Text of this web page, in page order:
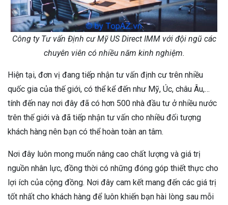
Công ty Tư vấn Định cư Mỹ US Direct IMM với đội ngũ các
chuyên viên có nhiều năm kinh nghiệm.
Hiện tại, đơn vị đang tiếp nhận tư vấn định cư trên nhiều
quốc gia của thế giới, có thể kể đến như Mỹ, Úc, châu Âu,…
tính đến nay nơi đây đã có hơn 500 nhà đầu tư ở nhiều nước
trên thế giới và đã tiếp nhận tư vấn cho nhiều đối tượng
khách hàng nên bạn có thể hoàn toàn an tâm.
Nơi đây luôn mong muốn nâng cao chất lượng và giá trị
nguồn nhân lực, đồng thời có những đóng góp thiết thực cho
lợi ích của cộng đồng. Nơi đây cam kết mang đến các giá trị
tốt nhất cho khách hàng để luôn khiến bạn hài lòng sau mỗi